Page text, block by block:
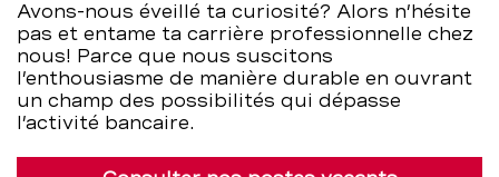
Avons-nous éveillé ta curiosité? Alors n’hésite
pas et entame ta carrière professionnelle chez
nous! Parce que nous suscitons
l’enthousiasme de manière durable en ouvrant
un champ des possibilités qui dépasse
l’activité bancaire.